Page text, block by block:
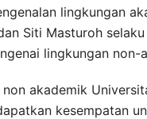
lingkungan
Siti Masturoh
lingkungan non-
akademik
kesempatan